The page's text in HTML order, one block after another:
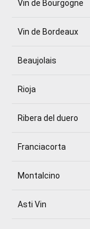
Vin de Bourgogne
Vin de Bordeaux
Beaujolais
Rioja
Ribera del duero
Franciacorta
Montalcino
Asti Vin